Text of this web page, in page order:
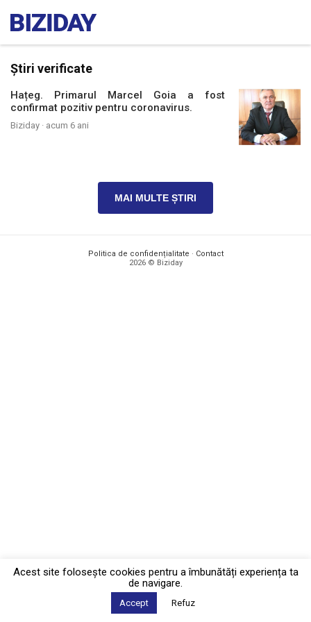
Știri verificate
Hațeg. Primarul Marcel Goia a fost
confirmat pozitiv pentru coronavirus.
Biziday · acum 6 ani
MAI MULTE ȘTIRI
Politica de confidențialitate · Contact
2026 © Biziday
Acest site foloseşte cookies pentru a îmbunătăți experiența ta
de navigare.
Accept Refuz